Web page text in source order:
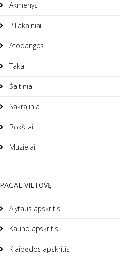
Akmenys
Piliakalniai
Atodangos
Takai
Šaltiniai
Sakraliniai
Bokštai
Muziejai
PAGAL VIETOVĘ
Alytaus apskritis
Kauno apskritis
Klaipėdos apskritis